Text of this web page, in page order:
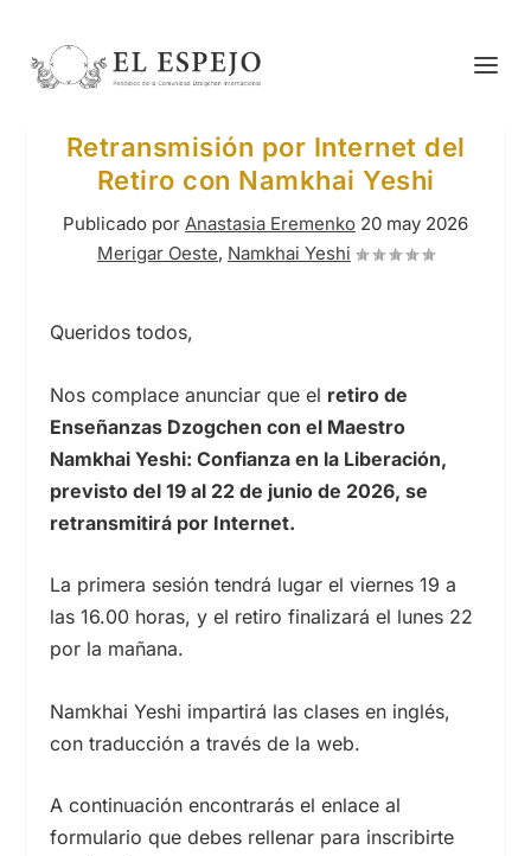
Retransmisión por Internet del
Retiro con Namkhai Yeshi
Publicado por Anastasia Eremenko 20 may 2026
Merigar Oeste, Namkhai Yeshi
Queridos todos,
Nos complace anunciar que el retiro de
Enseñanzas Dzogchen con el Maestro
Namkhai Yeshi: Confianza en la Liberación,
previsto del 19 al 22 de junio de 2026, se
retransmitirá por Internet.
La primera sesión tendrá lugar el viernes 19 a
las 16.00 horas, y el retiro finalizará el lunes 22
por la mañana.
Namkhai Yeshi impartirá las clases en inglés,
con traducción a través de la web.
A continuación encontrarás el enlace al
formulario que debes rellenar para inscribirte